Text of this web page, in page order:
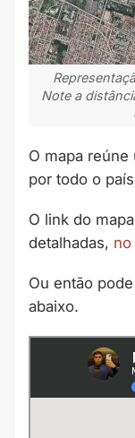
Note a
O mapa
por todo o
O link do
detalhadas,
Ou então
abaixo.